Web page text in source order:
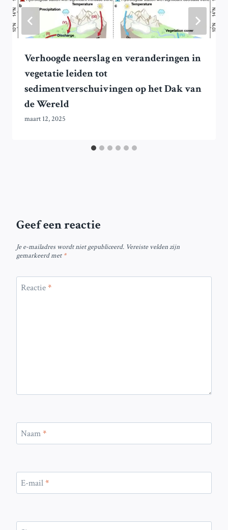
Verhoogde neerslag en veranderingen in
vegetatie leiden tot
sedimentverschuivingen op het Dak van
de Wereld
maart 12, 2025
Geef een reactie
Je e-mailadres wordt niet gepubliceerd. Vereiste velden zijn
gemarkeerd met*
Reactie*
Naam*
E-mail*